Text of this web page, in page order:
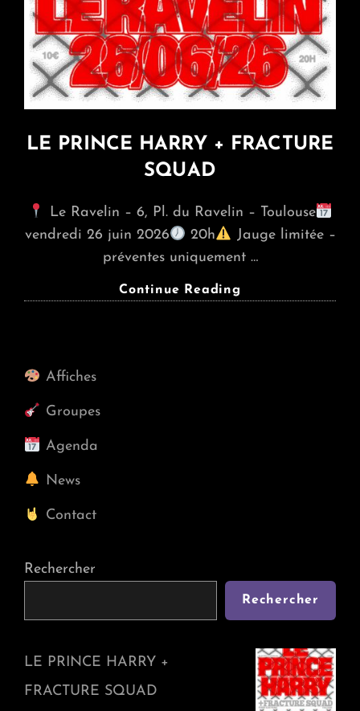
LE PRINCE HARRY + FRACTURE
SQUAD
Le Ravelin – 6, Pl. du Ravelin – Toulouse
vendredi 26 juin 2026
20h
Jauge limitée –
préventes uniquement …
Continue Reading
Affiches
Groupes
Agenda
News
Contact
Rechercher
Rechercher
LE PRINCE HARRY +
FRACTURE SQUAD